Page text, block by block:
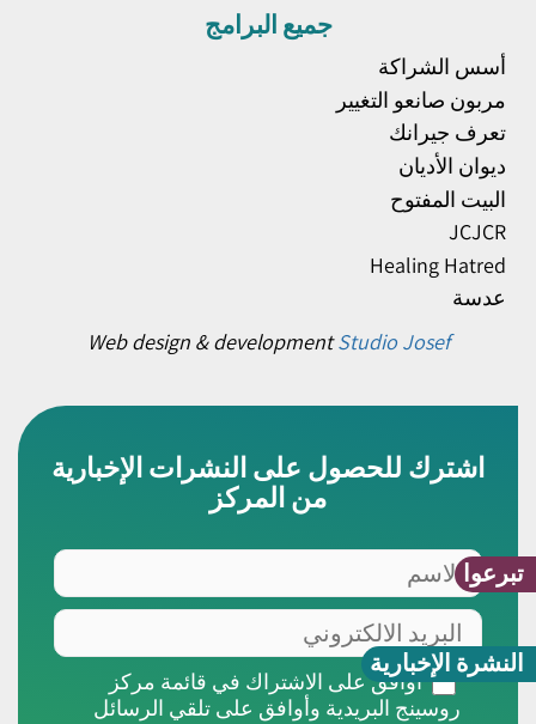
تبرعوا
النشرة الإخبارية
جميع البرامج
أسس الشراكة
مربون صانعو التغيير
تعرف جيرانك
ديوان الأديان
البيت المفتوح
JCJCR
Healing Hatred
عدسة
Web design & developmentStudio Josef
اشترك للحصول على النشرات الإخبارية
من المركز
الاسم
البريد
الالكتروني
أوافق
على
أوافق على الاشتراك في قائمة مركز
روسينج البريدية وأوافق على تلقي الرسائل